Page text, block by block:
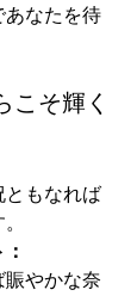
あなたを待
こそ輝く
ともなれば
やかな奈